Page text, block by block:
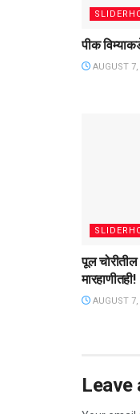
पीक
AUGUST
पूल
मारहाणीतही!
AUGUST
Leave